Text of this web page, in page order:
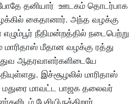
போதே தனியார் ஊடகம் தொடர்பாக
கைதானார். அந்த வழக்கு
நீதிமன்றத்தில் நடைபெற்று
மாரிதாஸ் மீதான வழக்கு ரத்து
ஆதரவாளர்களிடையே
இச்சூழலில் மாரிதாஸ்
மாவட்ட பாஜக தலைவர்
பேசியிருக்கிறார்.